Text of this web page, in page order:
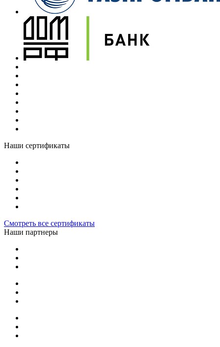
Наши сертификаты
Смотреть все сертификаты
Наши партнеры